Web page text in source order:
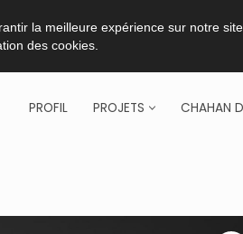
la meilleure expérience sur notre
des cookies.
PROFIL PROJETS CHAHAN